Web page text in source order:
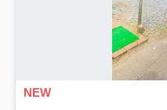
NEW